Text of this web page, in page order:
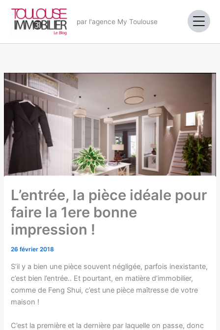
contenu
par l'agence My Toulouse
L’entrée, la pièce idéale pour
faire la 1ere bonne
impression !
26 février 2018
S’il y a bien une pièce souvent négligée, parfois inexistante,
c’est bien l’entrée.. Et pourtant, en matière d’immobilier,
comme de Feng Shui, c’est une pièce maîtresse de votre
maison !
C’est la première et la dernière par laquelle on passe, donc